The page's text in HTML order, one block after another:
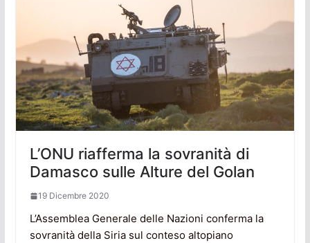
L’ONU riafferma la sovranità di
Damasco sulle Alture del Golan
19 Dicembre 2020
L’Assemblea Generale delle Nazioni conferma la
sovranità della Siria sul conteso altopiano